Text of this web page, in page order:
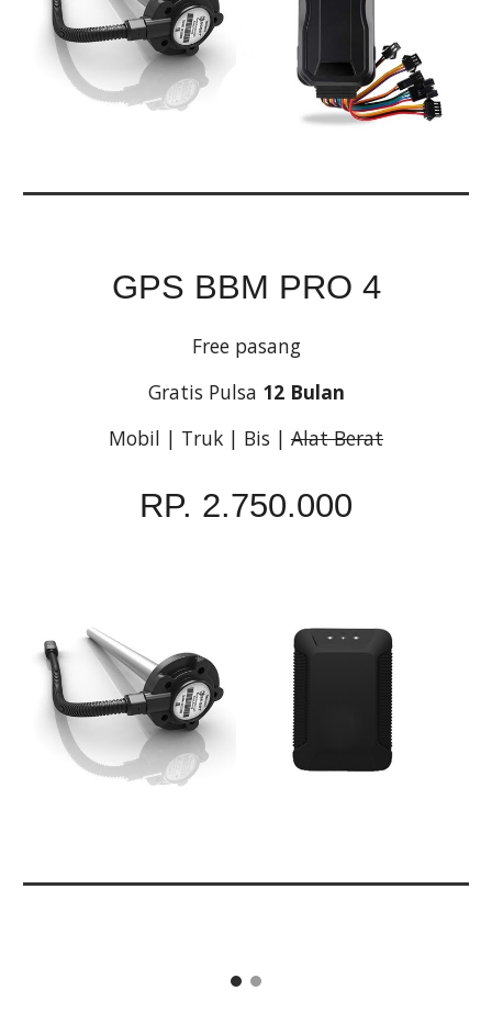
GPS BBM PRO 4
Free pasang
Gratis Pulsa 12 Bulan
Mobil | Truk | Bis | Alat Berat
RP. 2.750.000